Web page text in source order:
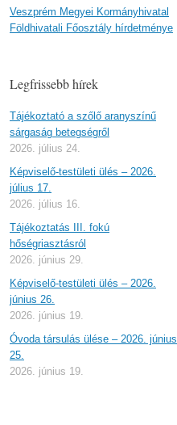
Veszprém Megyei Kormányhivatal
Földhivatali Főosztály hírdetménye
Legfrissebb hírek
Tájékoztató a szőlő aranyszínű
sárgaság betegségről
2026. július 24.
Képviselő-testületi ülés – 2026.
július 17.
2026. július 16.
Tájékoztatás III. fokú
hőségriasztásról
2026. június 29.
Képviselő-testületi ülés – 2026.
június 26.
2026. június 19.
Óvoda társulás ülése – 2026. június
25.
2026. június 19.